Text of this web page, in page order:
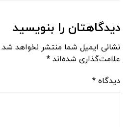
دیدگاهتان را بنویسید
نشانی ایمیل شما منتشر نخواهد شد.
علامت‌گذاری شده‌اند*
دیدگاه*